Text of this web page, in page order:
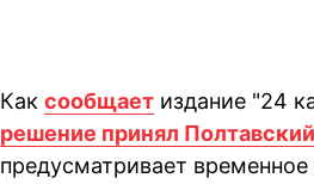
Как сообщает издание "24
решение принял
предусматривает